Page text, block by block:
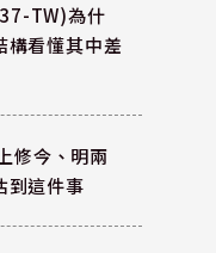
TW)為什
構看懂其中差
修今、明兩
到這件事